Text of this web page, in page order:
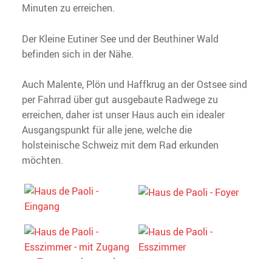
Minuten zu erreichen.
Der Kleine Eutiner See und der Beuthiner Wald
befinden sich in der Nähe.
Auch Malente, Plön und Haffkrug an der Ostsee sind
per Fahrrad über gut ausgebaute Radwege zu
erreichen, daher ist unser Haus auch ein idealer
Ausgangspunkt für alle jene, welche die
holsteinische Schweiz mit dem Rad erkunden
möchten.